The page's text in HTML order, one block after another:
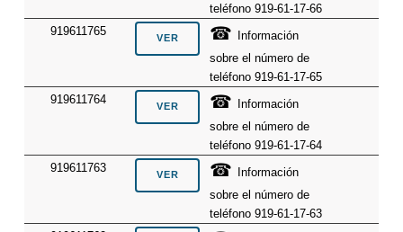
teléfono 919-61-17-66
919611765
☎
Información
sobre el número de
teléfono 919-61-17-65
919611764
☎
Información
sobre el número de
teléfono 919-61-17-64
919611763
☎
Información
sobre el número de
teléfono 919-61-17-63